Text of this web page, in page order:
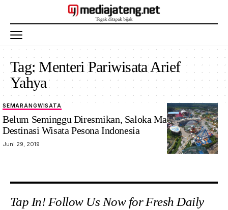
Tag:Menteri Pariwisata Arief
Yahya
SEMARANGWISATA
Belum Seminggu Diresmikan, Saloka Masuk Daftar
Destinasi Wisata Pesona Indonesia
Juni 29, 2019
Tap In! Follow Us Now for Fresh Daily